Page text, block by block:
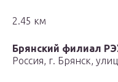
2.45 км
Брянский филиал
Россия, г. Брянск,